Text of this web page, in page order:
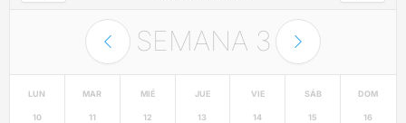
SEMANA 3
LUN
10
MAR
11
MIÉ
12
JUE
13
VIE
14
SÁB
15
DOM
16